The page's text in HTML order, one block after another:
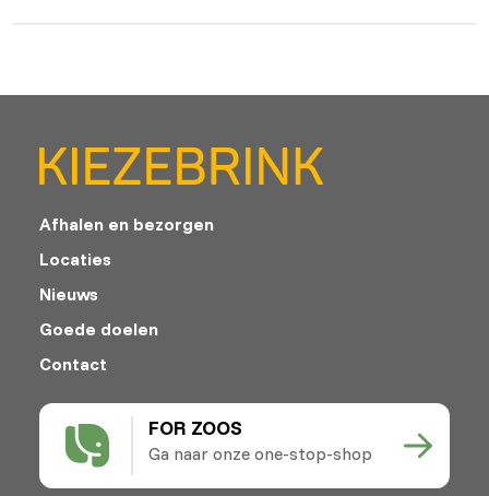
FOR ZOOS
Ga naar onze one-stop-shop
Afhalen en bezorgen
Locaties
Nieuws
Goede doelen
Contact